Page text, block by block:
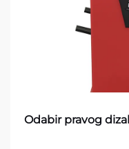
Odabir pravog